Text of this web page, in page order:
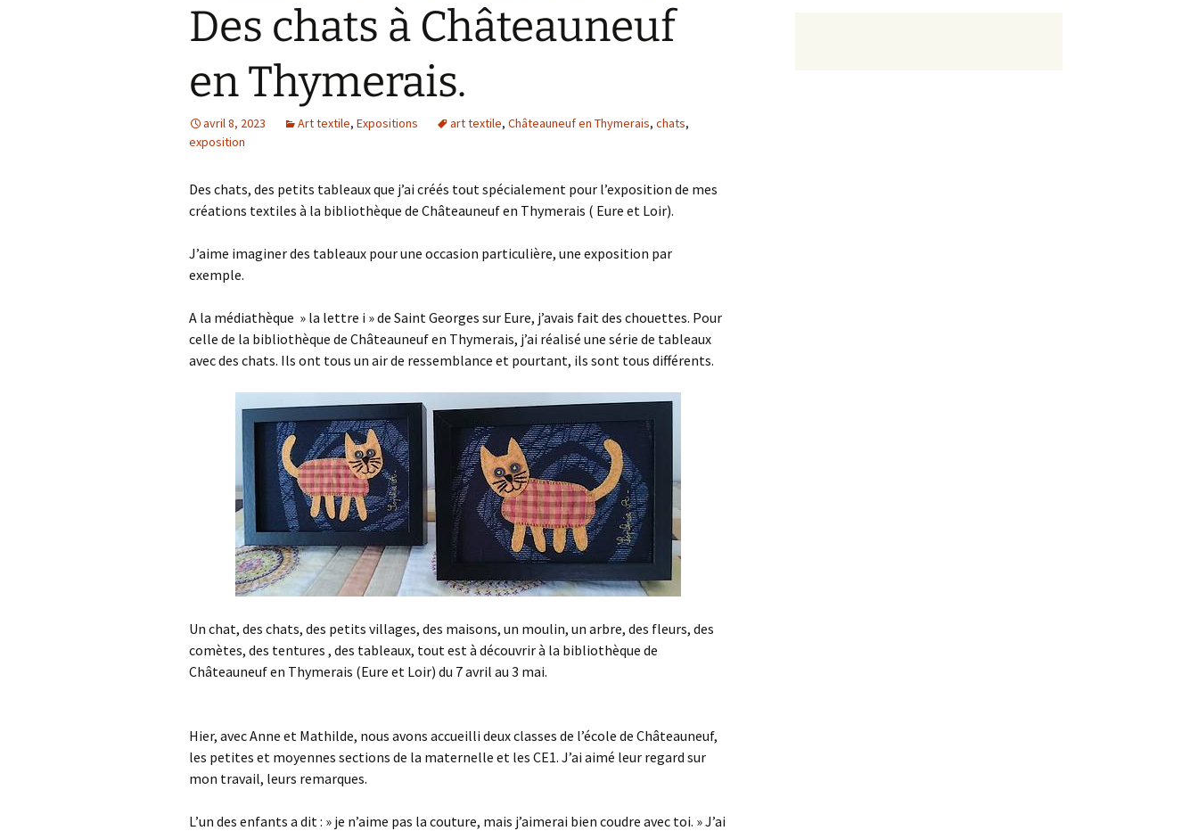
Des chats à Châteauneuf
en Thymerais.
avril 8, 2023 Art textile, Expositions art textile, Châteauneuf en Thymerais, chats,
exposition
Des chats, des petits tableaux que j’ai créés tout spécialement pour l’exposition de mes
créations textiles à la bibliothèque de Châteauneuf en Thymerais ( Eure et Loir).
J’aime imaginer des tableaux pour une occasion particulière, une exposition par
exemple.
A la médiathèque » la lettre i » de Saint Georges sur Eure, j’avais fait des chouettes. Pour
celle de la bibliothèque de Châteauneuf en Thymerais, j’ai réalisé une série de tableaux
avec des chats. Ils ont tous un air de ressemblance et pourtant, ils sont tous différents.
Un chat, des chats, des petits villages, des maisons, un moulin, un arbre, des fleurs, des
comètes, des tentures , des tableaux, tout est à découvrir à la bibliothèque de
Châteauneuf en Thymerais (Eure et Loir) du 7 avril au 3 mai.
Hier, avec Anne et Mathilde, nous avons accueilli deux classes de l’école de Châteauneuf,
les petites et moyennes sections de la maternelle et les CE1. J’ai aimé leur regard sur
mon travail, leurs remarques.
L’un des enfants a dit : » je n’aime pas la couture, mais j’aimerai bien coudre avec toi. » J’ai